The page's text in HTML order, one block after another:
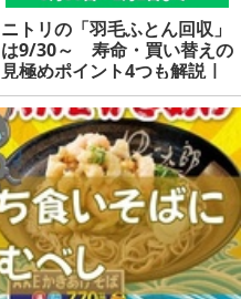
ニトリの「羽毛ふとん回収」
は9/30～ 寿命・買い替えの
見極めポイント4つも解説 |
マネーの達人